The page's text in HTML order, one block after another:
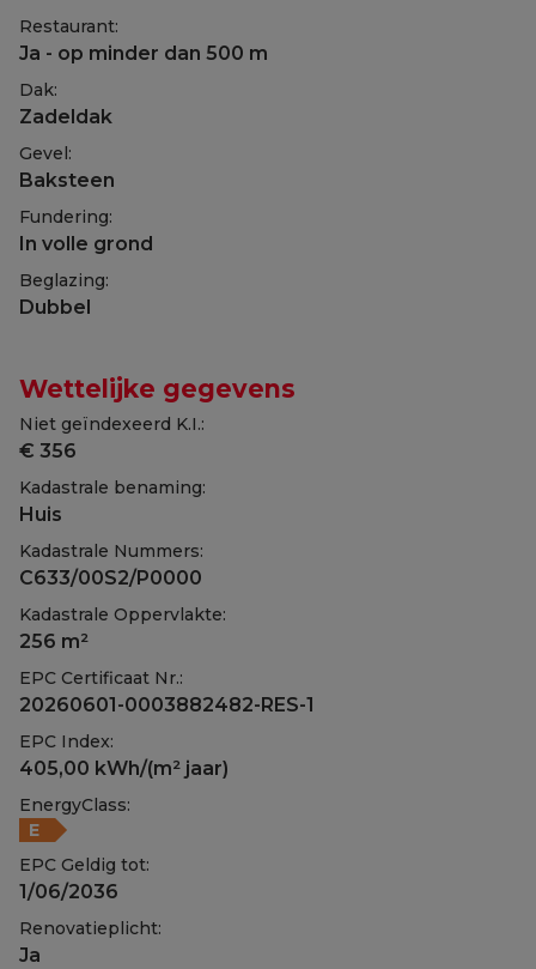
Restaurant:
Ja - op minder dan 500 m
Dak:
Zadeldak
Gevel:
Baksteen
Fundering:
In volle grond
Beglazing:
Dubbel
Wettelijke gegevens
Niet geïndexeerd K.I.:
€ 356
Kadastrale benaming:
Huis
Kadastrale Nummers:
C633/00S2/P0000
Kadastrale Oppervlakte:
256 m²
EPC Certificaat Nr.:
20260601-0003882482-RES-1
EPC Index:
405,00 kWh/(m² jaar)
EnergyClass:
E
EPC Geldig tot:
1/06/2036
Renovatieplicht:
Ja